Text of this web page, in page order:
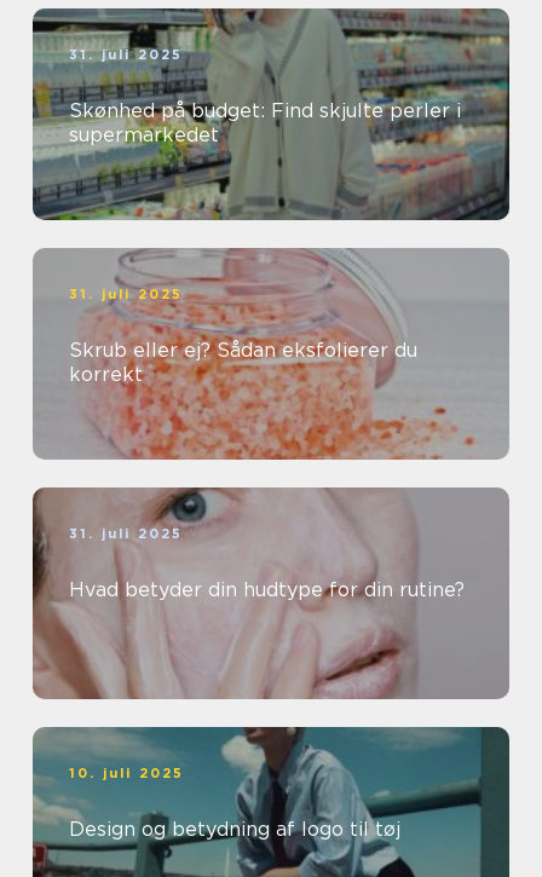
31. juli 2025
Skønhed på budget: Find skjulte perler i
supermarkedet
31. juli 2025
Skrub eller ej? Sådan eksfolierer du
korrekt
31. juli 2025
Hvad betyder din hudtype for din rutine?
10. juli 2025
Design og betydning af logo til tøj